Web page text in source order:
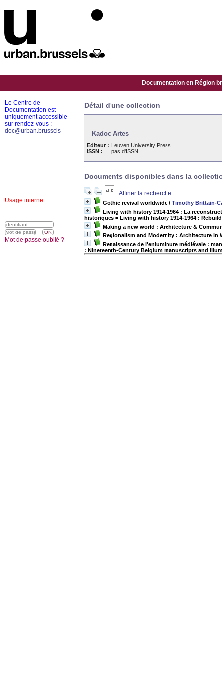
Documentation en Région
Détail d'une collection
Kadoc Artes
Editeur : Leuven University Press
ISSN :
pas d'ISSN
Documents disponibles dans la
Affiner la recherche
Gothic revival worldwide / Timothy Brittain-
Living with history 1914-1964 : La
historiques = Living with history 1914-1964 :
Making a new world : Architecture &
Regionalism and Modernity : Architecture in
Renaissance de l'enluminure médiévale :
: Nineteenth-Century Belgium manuscripts and
Le Centre de
Documentation est
uniquement accessible
sur rendez-vous :
doc@urban.brussels
Usage interne
Mot de passe oublié ?